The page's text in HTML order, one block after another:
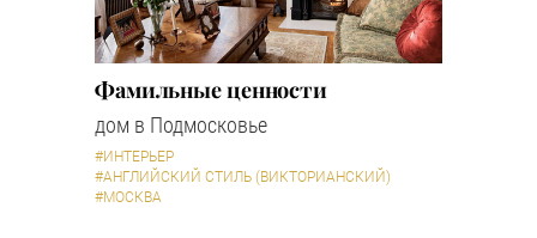
Фамильные ценности
дом в Подмосковье
#ИНТЕРЬЕР
#АНГЛИЙСКИЙ СТИЛЬ (ВИКТОРИАНСКИЙ)
#МОСКВА